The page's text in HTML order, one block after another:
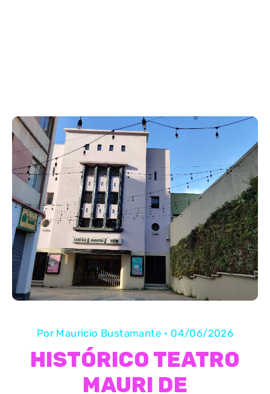
Por Mauricio Bustamante • 04/06/2026
HISTÓRICO TEATRO
MAURI DE